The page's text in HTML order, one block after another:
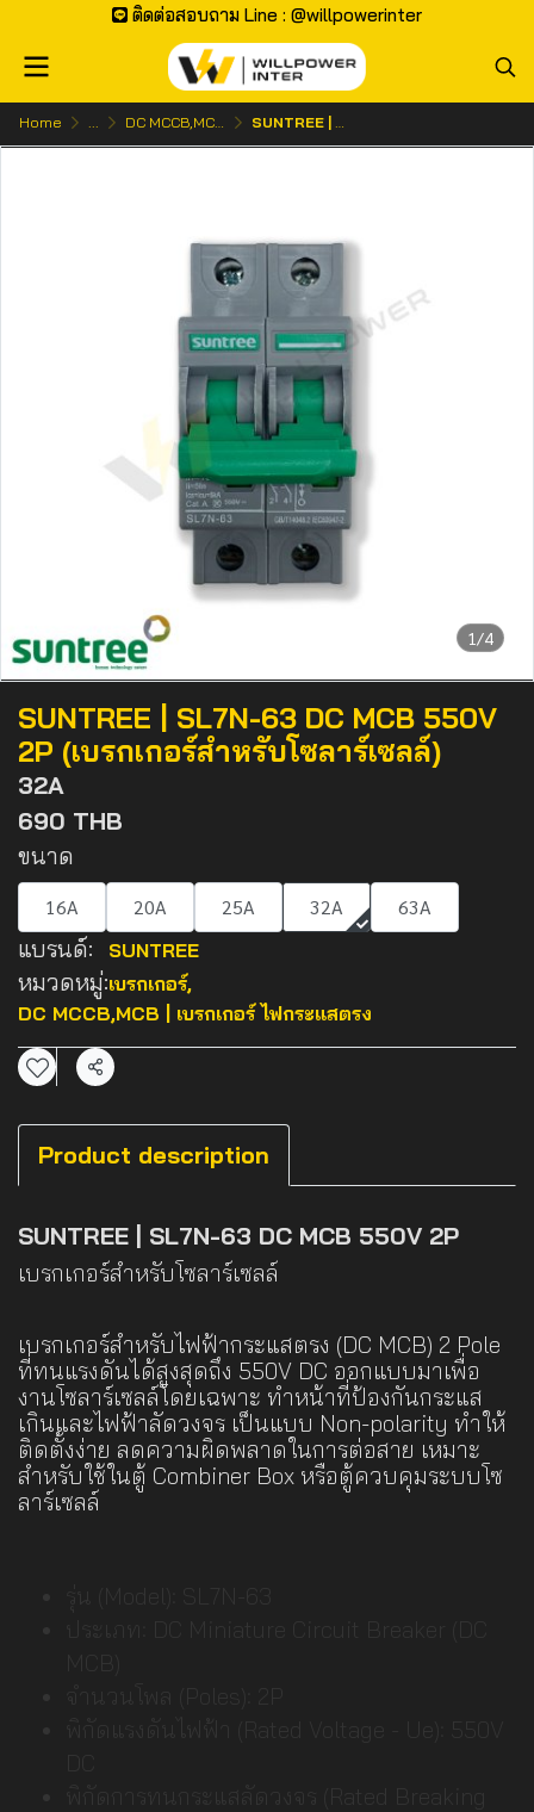
ติดต่อสอบถาม Line : @willpowerinter
Home ... DC MCCB,MCB | เบรกเกอร์ ไฟกระแสตรง SUNTREE | SL7N-63 DC MCB 550V 2P (เบรกเกอร์สำหรับโซลาร์เซลล์)
1/4
SUNTREE | SL7N-63 DC MCB 550V
2P (เบรกเกอร์สำหรับโซลาร์เซลล์)
32A
690 THB
ขนาด
16A 20A 25A 32A 63A
แบรนด์: SUNTREE
หมวดหมู่:เบรกเกอร์,
DC MCCB,MCB | เบรกเกอร์ ไฟกระแสตรง
แชร์
Product description
SUNTREE | SL7N-63 DC MCB 550V 2P
เบรกเกอร์สำหรับโซลาร์เซลล์
เบรกเกอร์สำหรับไฟฟ้ากระแสตรง (DC MCB) 2 Pole
ที่ทนแรงดันได้สูงสุดถึง 550V DC ออกแบบมาเพื่อ
งานโซลาร์เซลล์โดยเฉพาะ ทำหน้าที่ป้องกันกระแส
เกินและไฟฟ้าลัดวงจร เป็นแบบ Non-polarity ทำให้
ติดตั้งง่าย ลดความผิดพลาดในการต่อสาย เหมาะ
สำหรับใช้ในตู้ Combiner Box หรือตู้ควบคุมระบบโซ
ลาร์เซลล์